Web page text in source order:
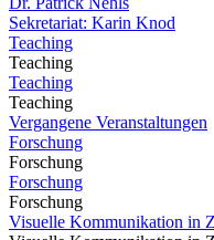
Sekretariat: Karin Knod
Teaching
Teaching
Teaching
Teaching
Vergangene Veranstaltungen
Forschung
Forschung
Forschung
Forschung
Visuelle Kommunikation in